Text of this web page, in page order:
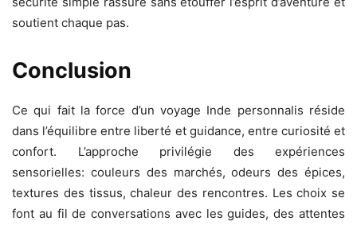
soutient chaque pas.
Conclusion
Ce qui fait la force d’un voyage Inde personnalis réside
dans l’équilibre entre liberté et guidance, entre curiosité et
confort. L’approche privilégie des expériences
sensorielles: couleurs des marchés, odeurs des épices,
textures des tissus, chaleur des rencontres. Les choix se
font au fil de conversations avec les guides, des attentes